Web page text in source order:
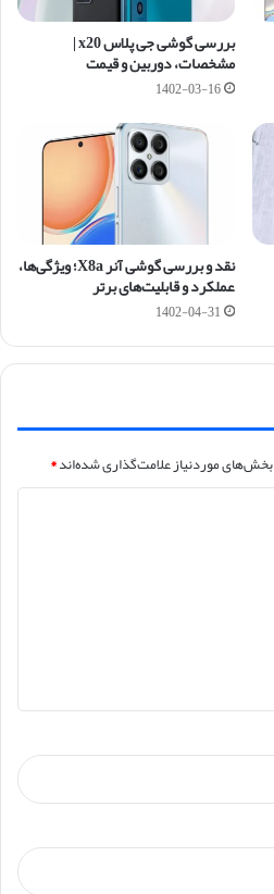
بررسی گوشی جی پلاس x20 |
مشخصات، دوربین و قیمت
1402-03-16
نقد و بررسی گوشی آنر X8a؛ ویژگی‌ها،
عملکرد و قابلیت‌های برتر
1402-04-31
بخش‌های موردنیاز علامت‌گذاری شده‌اند*